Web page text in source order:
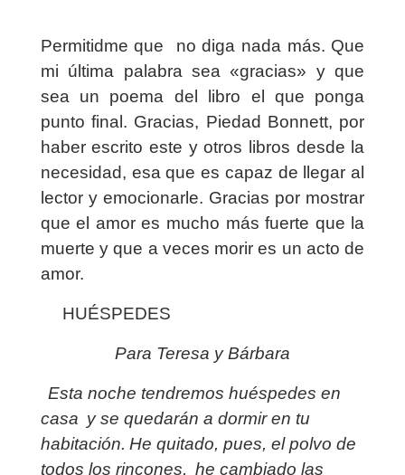
Permitidme que
no diga nada más. Que
mi última palabra sea «gracias» y que
sea un poema del libro el que ponga
punto final. Gracias, Piedad Bonnett, por
haber escrito este y otros libros desde la
necesidad, esa que es capaz de llegar al
lector y emocionarle. Gracias por mostrar
que el amor es mucho más fuerte que la
muerte y que a veces morir es un acto de
amor.
HUÉSPEDES
Para Teresa y Bárbara
Esta noche tendremos huéspedes en
casa y se quedarán a dormir en tu
habitación. He quitado, pues, el polvo de
todos los rincones, he cambiado las